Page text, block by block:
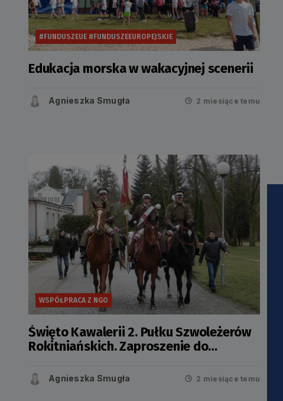
#FUNDUSZEUE #FUNDUSZEEUROPEJSKIE
Edukacja morska w wakacyjnej scenerii
Agnieszka Smugła 2 miesiące temu
WSPÓŁPRACA Z NGO
Święto Kawalerii 2. Pułku Szwoleżerów
Rokitniańskich. Zaproszenie do
Agnieszka Smugła 2 miesiące temu